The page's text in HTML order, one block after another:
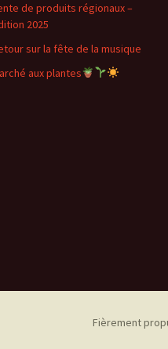
de produits régionaux –
2025
sur la fête de la musique
aux plantes
Fièrement